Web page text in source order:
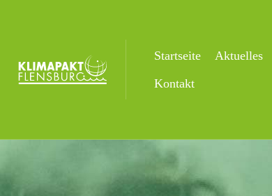
Startseite Aktuelles
Kontakt